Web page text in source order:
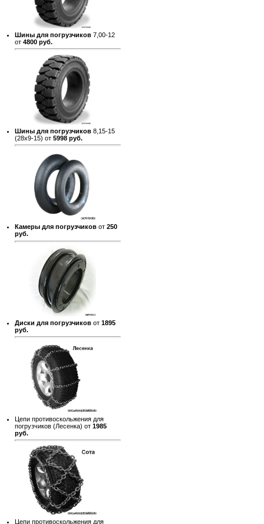
Шины для погрузчиков 7,00-12
от 4800 руб.
Шины для погрузчиков 8,15-15
(28х9-15) от 5998 руб.
Камеры для погрузчиков от 250
руб.
Диски для погрузчиков от 1895
руб.
Цепи противоскольжения для
погрузчиков (Лесенка) от 1985
руб.
Цепи противоскольжения для